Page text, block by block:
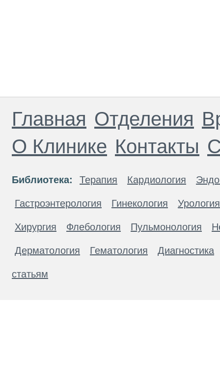
Главная Отделения
О Клинике Контакты
Библиотека: Терапия Кардиология
Гастроэнтерология Гинекология Урология
Хирургия Флебология Пульмонология
Дерматология Гематология Диагностика
статьям